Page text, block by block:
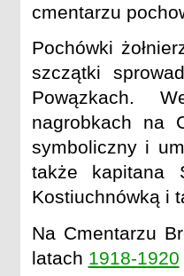
cmentarzu
Pochówki
szczątki
Powązkach.
nagrobkach na
symboliczny i
także kapitana
Kostiuchnówką i
Na Cmentarzu
latach 1918-1920